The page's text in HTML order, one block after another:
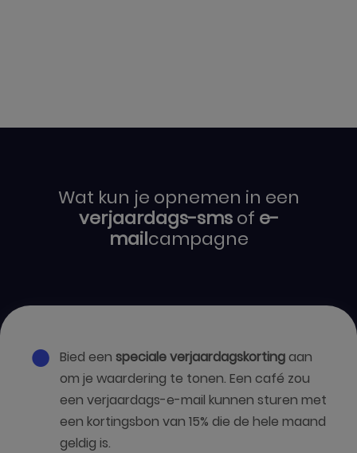
Wat kun je opnemen in een
verjaardags-smsof e-
mailcampagne
Bied een speciale verjaardagskortingaan
om je waardering te tonen. Een café zou
een verjaardags-e-mail kunnen sturen met
een kortingsbon van 15% die de hele maand
geldig is.